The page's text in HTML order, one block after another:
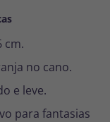
cm.
no cano.
e leve.
para fantasias